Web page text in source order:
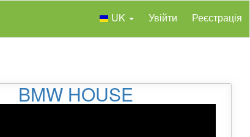
UK Увійти Реєстрація
BMW HOUSE